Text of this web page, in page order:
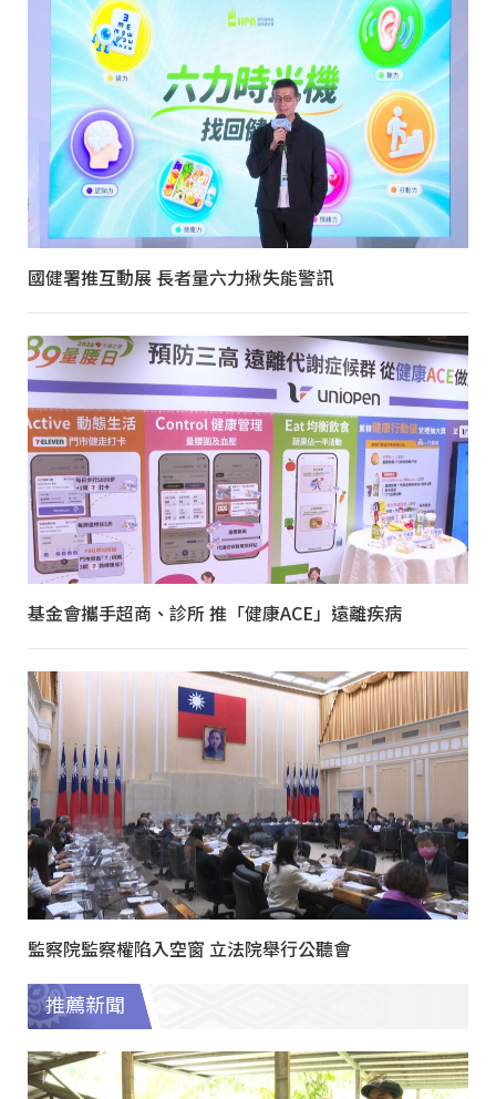
國健署推互動展 長者量六力揪失能警訊
基金會攜手超商、診所 推「健康ACE」遠離疾病
監察院監察權陷入空窗 立法院舉行公聽會
推薦新聞